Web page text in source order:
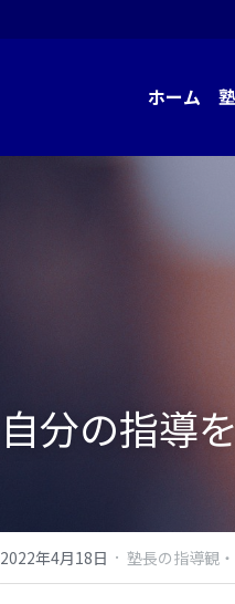
塾長ブロ
自分の指導
2022年4月18日 · 塾長の指導観